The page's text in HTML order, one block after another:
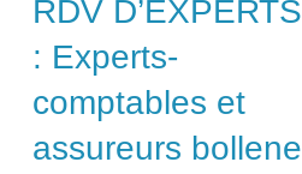
RDV D’EXPERTS
: Experts-
comptables et
assureurs bollene